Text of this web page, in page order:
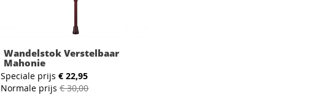
Wandelstok Verstelbaar
Mahonie
Speciale prijs € 22,95
Normale prijs € 30,00